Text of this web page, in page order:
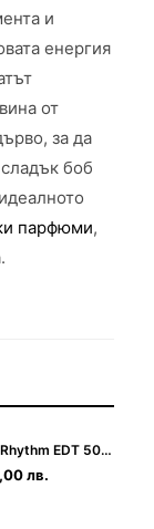
и
енергия
от
за да
боб
парфюми,
Burberry Brit Rhythm EDT 50ml за Мъже
лв.